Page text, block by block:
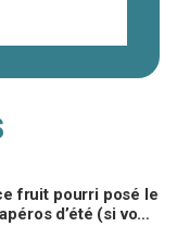
fruit pourri posé le
d’été (si vous